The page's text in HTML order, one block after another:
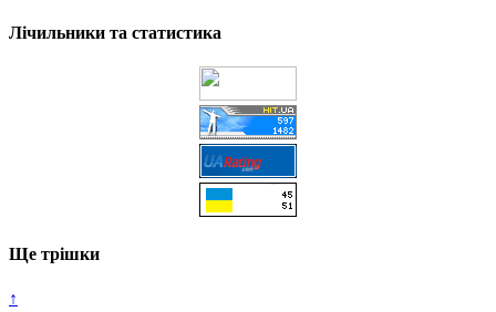
Лічильники та статистика
Ще трішки
↑